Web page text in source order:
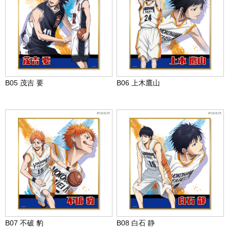
B05 茂吉 要 B06 上木鷹山
B07 不破 豹 B08 白石 静